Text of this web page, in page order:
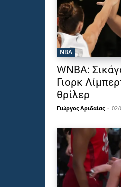
NBA
WNBA:
Γιορκ
θρίλερ
Γιώργος Αριδαίας - 02/